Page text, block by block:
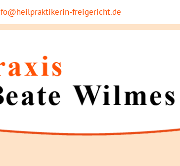
freigericht.de